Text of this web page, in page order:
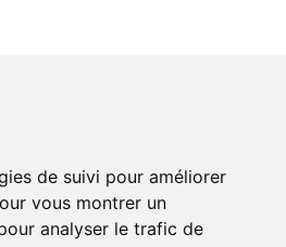
de suivi pour améliorer
vous montrer un
analyser le trafic de